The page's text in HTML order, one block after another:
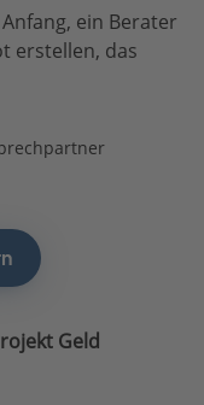
ein Berater
erstellen, das
Geld